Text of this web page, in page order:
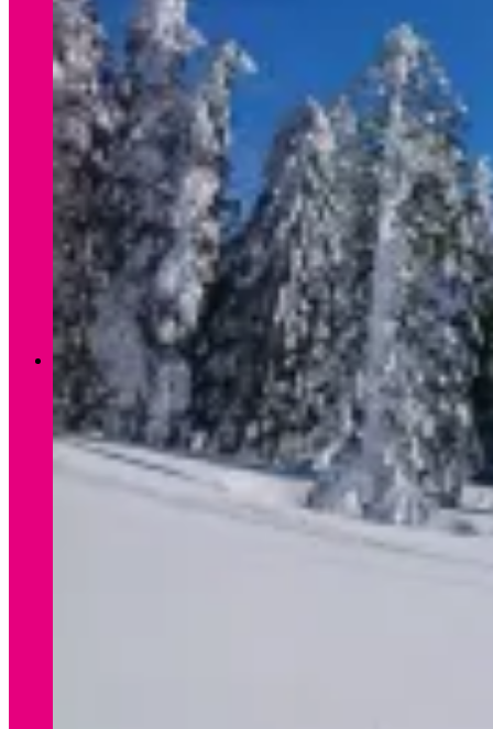
Verleih Winter
WINTER